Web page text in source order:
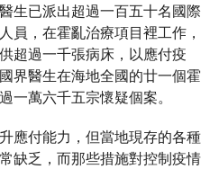
生已派出超過一百五十名國際
員，在霍亂治療項目裡工作，
超過一千張病床，以應付疫
界醫生在海地全國的廿一個霍
一萬六千五宗懷疑個案。
應付能力，但當地現存的各種
缺乏，而那些措施對控制疫情